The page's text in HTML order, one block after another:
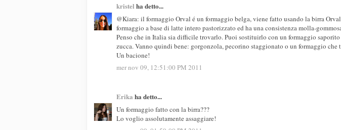
kristel ha detto...
@Kiara: il formaggio Orval é un formaggio belga, viene fatto usando la birra
formaggio a base di latte intero pastorizzato ed ha una consistenza molla-
Penso che in Italia sia difficile trovarlo. Puoi sostituirlo con un formaggio
zucca. Vanno quindi bene: gorgonzola, pecorino staggionato o un formaggio che
Un bacione!
mer nov 09, 12:51:00 PM 2011
Erika ha detto...
Un formaggio fatto con la birra???
Lo voglio assolutamente assaggiare!